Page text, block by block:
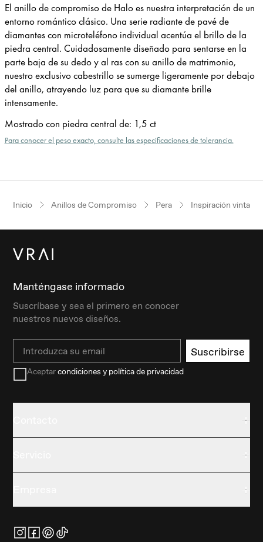
El anillo de compromiso de Halo es nuestra interpretación de un
entorno romántico clásico. Una serie radiante de pavé de
diamantes con microteléfono individual acentúa el brillo de la
piedra central. Cuidadosamente diseñado para sentarse en la
parte baja de su dedo y al ras con su anillo de matrimonio,
nuestro exclusivo cabestrillo se sumerge ligeramente por debajo
del anillo, atrayendo luz para que su diamante brille
intensamente.
Mostrado con piedra central de: 1,5 ct
Para conocer el peso exacto, consulte las especificaciones de tolerancia.
Inicio Anillos de Compromiso Pera Inspiración vintage
Manténgase informado
Suscríbase y sea el primero en conocer
nuestros nuevos diseños.
Email Suscribirse
Aceptarcondiciones y política de privacidad